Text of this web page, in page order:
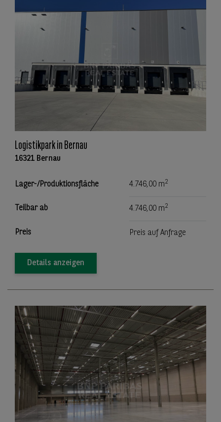
Logistikpark in Bernau
16321 Bernau
Lager-/Produktionsfläche 4.746,00 m2
Teilbar ab 4.746,00 m2
Preis Preis auf Anfrage
Details anzeigen